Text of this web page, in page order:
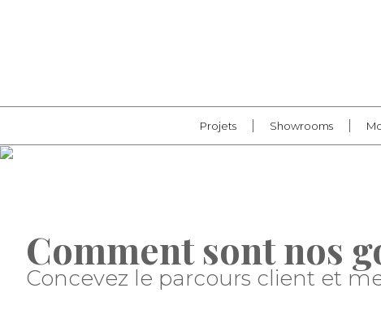
Projets Showrooms
Comment sont nos
Concevez le parcours client et